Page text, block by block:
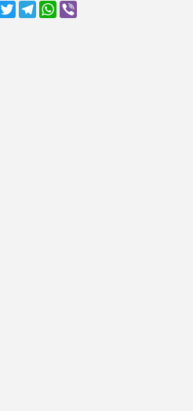
Facebook
TwitterTelegramWhatsApp